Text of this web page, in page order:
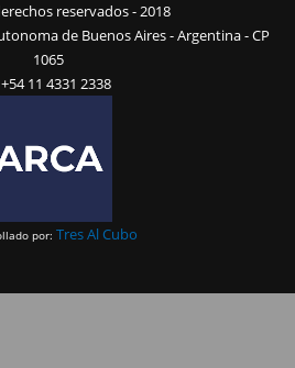
reservados - 2018
de Buenos Aires - Argentina - CP
1065
11 4331 2338
por: Tres Al Cubo